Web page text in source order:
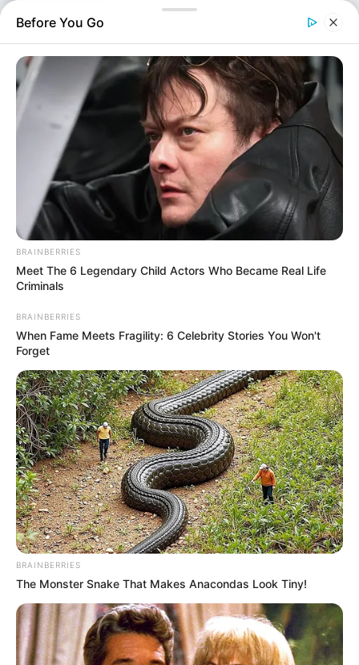
NT Επιμέλεια
Δημοσίευση
Τελευταία ενημέρωση
17/09/2024, 12:38 · 12:38 ΜΜ
Οικονομία
Κοινοποίησε άρθρο
Προσθήκη τοnewstok.grστην Google
Ανακαλύψτε περισσότερα άρθρα στα αποτελέσματα
αναζήτησης.
Before You Go
BRAINBERRIES
Meet The 6 Legendary Child Actors Who Became Real Life
Criminals
BRAINBERRIES
When Fame Meets Fragility: 6 Celebrity Stories You Won't
Forget
BRAINBERRIES
The Monster Snake That Makes Anacondas Look Tiny!